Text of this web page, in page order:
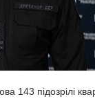
143 підозрілі